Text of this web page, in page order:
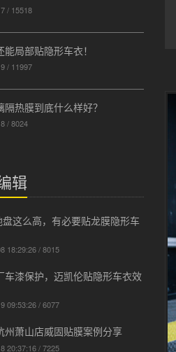
/ 15518
局部贴隐形车衣！
/ 11997
隔热膜到底什么样好？
/ 8024
辑
这么高，有必要贴龙膜隐形车
18:29:26 / 8015
车漆保护，迈凯伦贴隐形车衣效
09:53:26 / 6077
州萧山店威固贴膜案例分享
20:37:16 / 7225